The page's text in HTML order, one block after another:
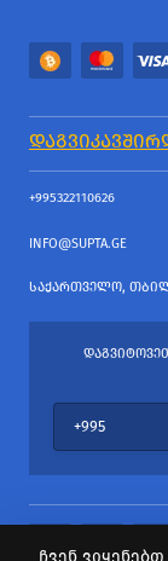
+995322110626
INFO@SUPTA.GE
ᲡᲐᲥᲐᲠᲗᲕᲔᲚᲝ,
ჩვენ